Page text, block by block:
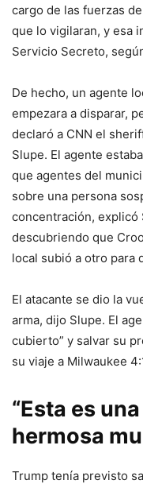
cargo de las fuerzas
que lo vigilaran, y esa
Servicio Secreto,
De hecho, un agente
empezara a disparar,
declaró a CNN el
Slupe. El agente
que agentes del
sobre una persona
concentración, explicó
descubriendo que
local subió a otro para
El atacante se dio la
arma, dijo Slupe. El
cubierto” y salvar su
su viaje a Milwaukee
“Esta es
hermosa
Trump tenía previsto